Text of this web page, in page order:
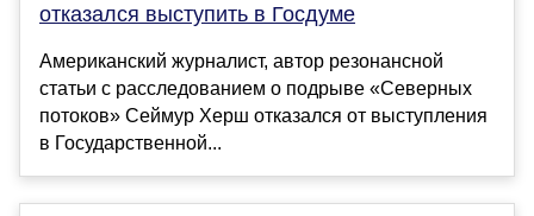
отказался выступить в Госдуме
Американский журналист, автор резонансной
статьи с расследованием о подрыве «Северных
потоков» Сеймур Херш отказался от выступления
в Государственной...